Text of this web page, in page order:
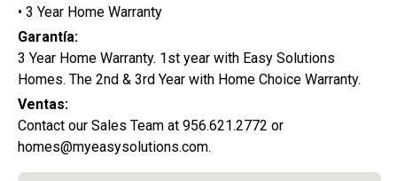
• 3 Year Home Warranty
Garantía:
3 Year Home Warranty. 1st year with Easy Solutions
Homes. The 2nd & 3rd Year with Home Choice Warranty.
Ventas:
Contact our Sales Team at 956.621.2772 or
homes@myeasysolutions.com.